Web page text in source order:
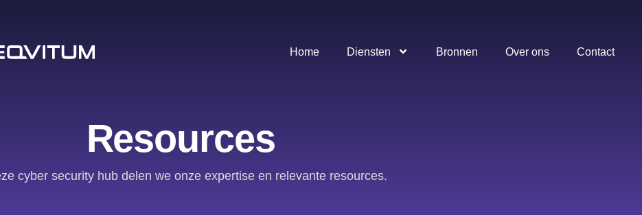
Home Diensten Bronnen Over ons Contact
Resources
cyber security hub delen we onze expertise en relevante resources.